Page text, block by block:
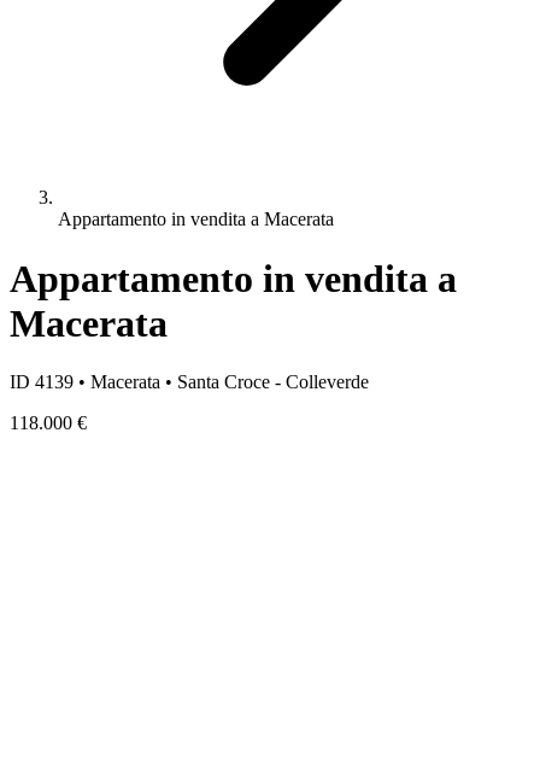
Appartamento in vendita a Macerata
Appartamento in vendita a
Macerata
ID 4139 • Macerata • Santa Croce - Colleverde
118.000 €